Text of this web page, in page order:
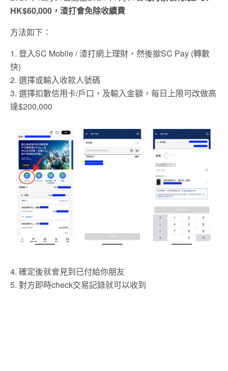
HK$60,000，渣打會免除收續費
方法如下：
1. 登入SC Mobile / 渣打網上理財，然後撳SC Pay (轉數
快)
2. 選擇或輸入收款人號碼
3. 選擇扣數信用卡/戶口，及輸入金額，每日上限可改做高
達$200,000
4. 確定後就會見到已付給你朋友
5. 對方即時check交易記錄就可以收到